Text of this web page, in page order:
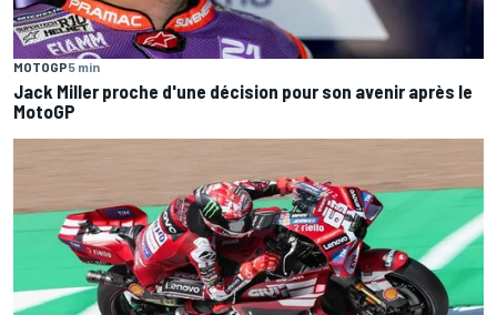
MOTOGP5 min
Jack Miller proche d'une décision pour son avenir après le
MotoGP